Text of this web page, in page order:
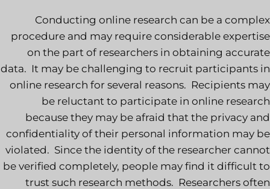
Conducting online research can be a complex
procedure and may require considerable expertise
on the part of researchers in obtaining accurate
data. It may be challenging to recruit participants in
online research for several reasons. Recipients may
be reluctant to participate in online research
because they may be afraid that the privacy and
confidentiality of their personal information may be
violated. Since the identity of the researcher cannot
be verified completely, people may find it difficult to
trust such research methods. Researchers often